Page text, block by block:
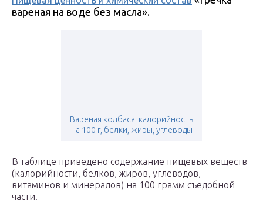
вареная на воде без масла».
Вареная колбаса: калорийность
на 100 г, белки, жиры, углеводы
В таблице приведено содержание пищевых веществ
(калорийности, белков, жиров, углеводов,
витаминов и минералов) на 100 грамм съедобной
части.